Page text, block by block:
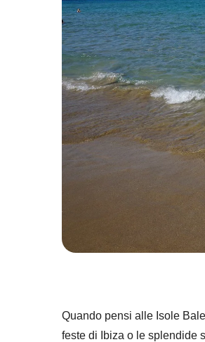
Quando pensi alle Isole
feste di Ibiza o le splendide